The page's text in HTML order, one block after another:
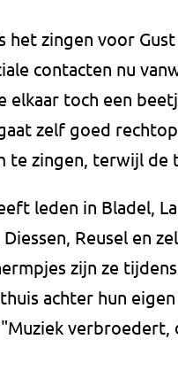
het zingen voor
contacten nu
elkaar toch een
zelf goed
te zingen, terwijl de
leden in Bladel,
Reusel en
zijn ze
achter hun
verbroedert,